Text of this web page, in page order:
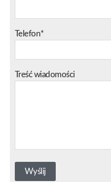
Telefon*
Treść wiadomości